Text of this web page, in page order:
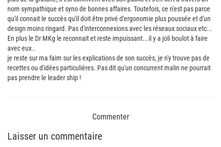
nom sympathique et syno de bonnes affaires. Toutefois, ce n'est pas parce
qu'il connait le succès qu'il doit être privé d'ergonomie plus poussée et d'un
design moins ringard. Pas d'interconnexions avec les réseaux sociaux etc...
En plus le Dr MKg le reconnait et reste impuissant...il y a joli boulot à faire
avec eux..
je reste sur ma faim sur les explications de son succès, je n'y trouve pas de
recettes ou d'idées particulières. Pas dit qu'un concurrent malin ne pourrait
pas prendre le leader ship !
Commenter
Laisser un commentaire